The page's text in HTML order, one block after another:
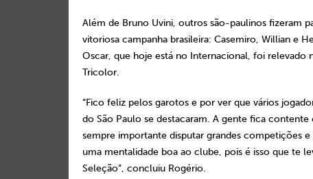
Além de Bruno Uvini, outros são-paulinos fizeram
vitoriosa campanha brasileira: Casemiro, Willian e
Oscar, que hoje está no Internacional, foi relevado
Tricolor.
“Fico feliz pelos garotos e por ver que vários
do São Paulo se destacaram. A gente fica contente
sempre importante disputar grandes competições
uma mentalidade boa ao clube, pois é isso que te
Seleção”, concluiu Rogério.